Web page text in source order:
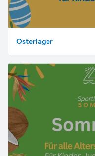
Osterlager